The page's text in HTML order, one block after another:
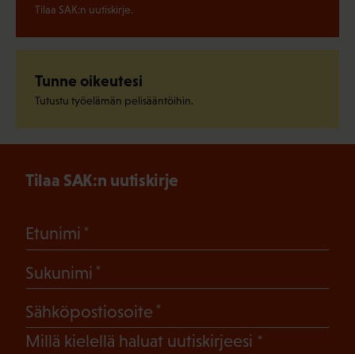
Tilaa SAK:n uutiskirje.
Tunne oikeutesi
Tutustu työelämän pelisääntöihin.
Tilaa SAK:n uutiskirje
Etunimi
Sukunimi
Sähköpostiosoite
Millä kielellä haluat uutiskirjeesi (Pakollinen)